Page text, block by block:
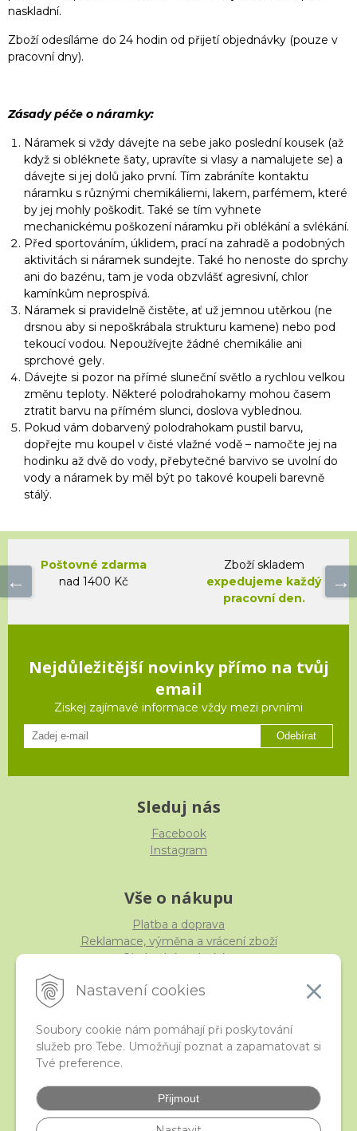
Nastavení cookies
Soubory cookie nám pomáhají při poskytování
služeb pro Tebe. Umožňují poznat a zapamatovat si
Tvé preference.
Přijmout
naskladní.
Zboží odesíláme do 24 hodin od přijetí objednávky (pouze v
pracovní dny).
Zásady péče o náramky:
Náramek si vždy dávejte na sebe jako poslední kousek (až
když si obléknete šaty, upravíte si vlasy a namalujete se) a
dávejte si jej dolů jako první. Tím zabráníte kontaktu
náramku s různými chemikáliemi, lakem, parfémem, které
by jej mohly poškodit. Také se tím vyhnete
mechanickému poškození náramku při oblékání a svlékání.
Před sportováním, úklidem, prací na zahradě a podobných
aktivitách si náramek sundejte. Také ho nenoste do sprchy
ani do bazénu, tam je voda obzvlášť agresivní, chlor
kamínkům neprospívá.
Náramek si pravidelně čistěte, ať už jemnou utěrkou (ne
drsnou aby si nepoškrábala strukturu kamene) nebo pod
tekoucí vodou. Nepoužívejte žádné chemikálie ani
sprchové gely.
Dávejte si pozor na přímé sluneční světlo a rychlou velkou
změnu teploty. Některé polodrahokamy mohou časem
ztratit barvu na přímém slunci, doslova vyblednou.
Pokud vám dobarvený polodrahokam pustil barvu,
dopřejte mu koupel v čisté vlažné vodě – namočte jej na
hodinku až dvě do vody, přebytečné barvivo se uvolní do
vody a náramek by měl být po takové koupeli barevně
stálý.
Poštovné zdarma
nad 1400 Kč
Zboží skladem
expedujeme každý
pracovní den.
Nejdůležitější novinky přímo na tvůj
email
Ziskej zajímavé informace vždy mezi prvními
Odebírat
Sleduj nás
Facebook
Instagram
Vše o nákupu
Platba a doprava
Reklamace, výměna a vrácení zboží
Obchodní podmínky
iStraka
Velkoobchod
Nejčastější otázky
České puncovní značky